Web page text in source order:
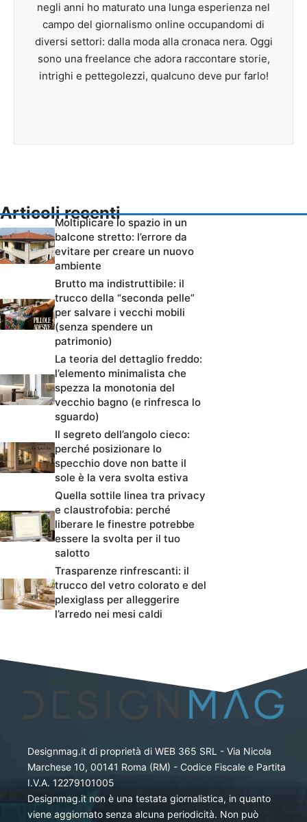
negli anni ho maturato una lunga esperienza nel
campo del giornalismo online occupandomi di
diversi settori: dalla moda alla cronaca nera. Oggi
sono una freelance che adora raccontare storie,
intrighi e pettegolezzi, qualcuno deve pur farlo!
Articoli recenti
Moltiplicare lo spazio in un
balcone stretto: l’errore da
evitare per creare un nuovo
ambiente
Brutto ma indistruttibile: il
trucco della “seconda pelle”
per salvare i vecchi mobili
(senza spendere un
patrimonio)
La teoria del dettaglio freddo:
l’elemento minimalista che
spezza la monotonia del
vecchio bagno (e rinfresca lo
sguardo)
Il segreto dell’angolo cieco:
perché posizionare lo
specchio dove non batte il
sole è la vera svolta estiva
Quella sottile linea tra privacy
e claustrofobia: perché
liberare le finestre potrebbe
essere la svolta per il tuo
salotto
Trasparenze rinfrescanti: il
trucco del vetro colorato e del
plexiglass per alleggerire
l’arredo nei mesi caldi
Designmag.it di proprietà di WEB 365 SRL - Via Nicola
Marchese 10, 00141 Roma (RM) - Codice Fiscale e Partita
I.V.A. 12279101005
Designmag.it non è una testata giornalistica, in quanto
viene aggiornato senza alcuna periodicità. Non può